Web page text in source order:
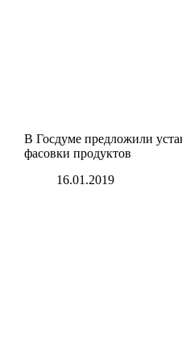
В Госдуме предложили
фасовки продуктов
16.01.2019